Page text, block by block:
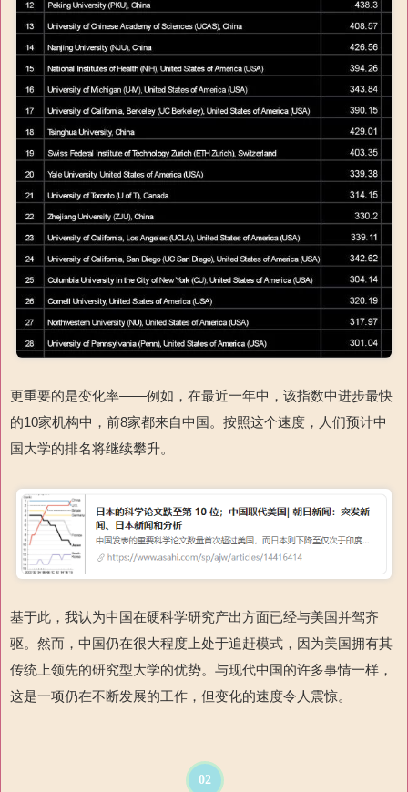
更重要的是变化率——例如，在最近一年中，该指数中进步最快
的10家机构中，前8家都来自中国。按照这个速度，人们预计中
国大学的排名将继续攀升。
基于此，我认为中国在硬科学研究产出方面已经与美国并驾齐
驱。然而，中国仍在很大程度上处于追赶模式，因为美国拥有其
传统上领先的研究型大学的优势。与现代中国的许多事情一样，
这是一项仍在不断发展的工作，但变化的速度令人震惊。
02